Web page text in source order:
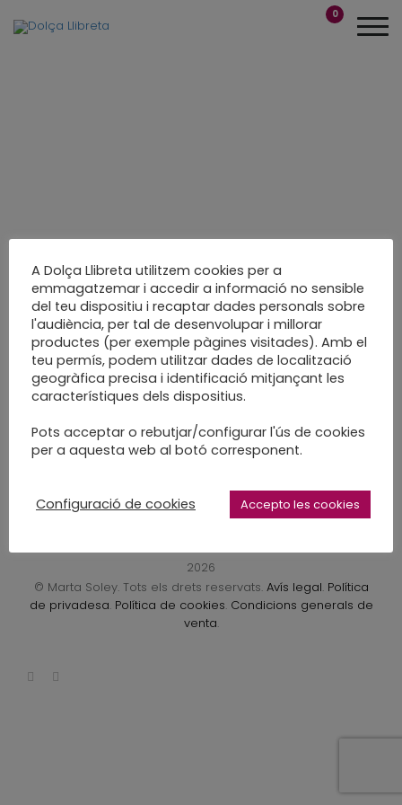
0
Taller Embolica que
fa fort
Taller de Nadal
2026
© Marta Soley. Tots els drets reservats. Avís legal. Política
de privadesa. Política de cookies. Condicions generals de
venta.
A Dolça Llibreta utilitzem cookies per a
emmagatzemar i accedir a informació no sensible
del teu dispositiu i recaptar dades personals sobre
l'audiència, per tal de desenvolupar i millorar
productes (per exemple pàgines visitades). Amb el
teu permís, podem utilitzar dades de localització
geogràfica precisa i identificació mitjançant les
característiques dels dispositius.
Pots acceptar o rebutjar/configurar l'ús de cookies
per a aquesta web al botó corresponent.
Configuració de cookies Accepto les cookies